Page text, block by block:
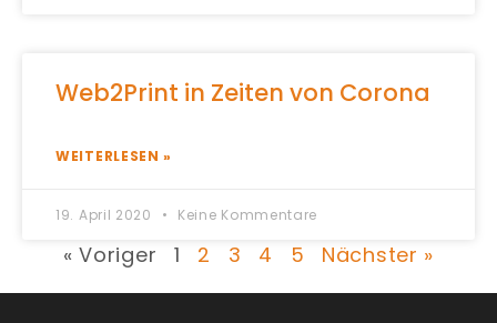
Web2Print in Zeiten von Corona
WEITERLESEN »
19. April 2020 Keine Kommentare
« Voriger 1 2 3 4 5 Nächster »